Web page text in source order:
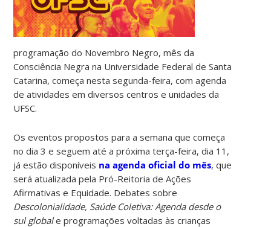
programação do Novembro Negro, mês da
Consciência Negra na Universidade Federal de Santa
Catarina, começa nesta segunda-feira, com agenda
de atividades em diversos centros e unidades da
UFSC.
Os eventos propostos para a semana que começa
no dia 3 e seguem até a próxima terça-feira, dia 11,
já estão disponíveis na agenda oficial do mês, que
será atualizada pela Pró-Reitoria de Ações
Afirmativas e Equidade. Debates sobre
Descolonialidade, Saúde Coletiva: Agenda desde o
sul globale programações voltadas às crianças